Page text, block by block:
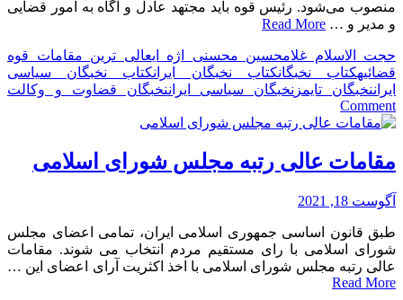
منصوب می‌شود. رئیس قوه باید مجتهد عادل و آگاه به امور قضایی
و مدیر و … Read More
حجت الاسلام غلامحسین محسنی اژه ایعالی ترین مقامات قوه
قضائیهکتاب نخبگانکتاب نخبگان ایرانکتاب نخبگان سیاسی
ایراننخبگان تایمز نخبگان سیاسی ایراننخبگان قضاوت و وکالت
Comment
on
عالی
مقامات
قوه
در
جمهوری
اسلامی
ایران
مقامات عالی رتبه مجلس شورای اسلامی
آگوست 18, 2021
طبق قانون اساسی جمهوری اسلامی ایران، تمامی اعضای مجلس
شورای اسلامی با رای مستقیم مردم انتخاب می شوند. مقامات
عالی رتبه مجلس شورای اسلامی با اخذ اکثریت آرای اعضای این …
Read More